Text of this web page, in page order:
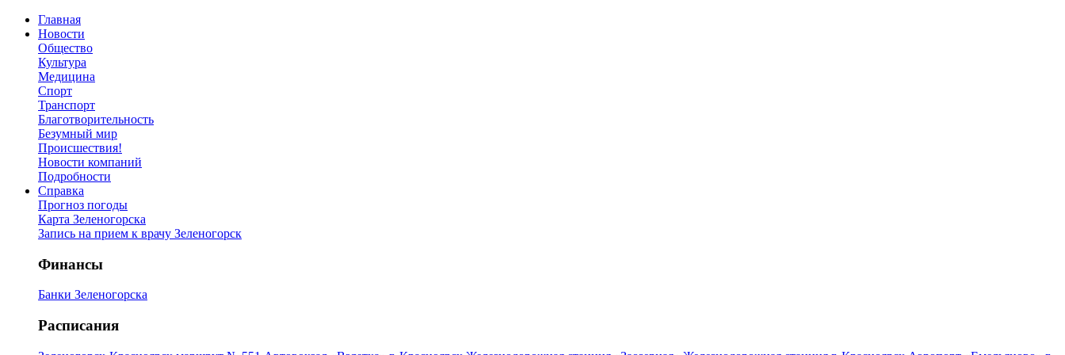
Главная
Новости
Общество
Культура
Медицина
Спорт
Транспорт
Благотворительность
Безумный мир
Происшествия!
Новости компаний
Подробности
Справка
Прогноз погоды
Карта Зеленогорска
Запись на прием к врачу Зеленогорск
Финансы
Банки Зеленогорска
Расписания